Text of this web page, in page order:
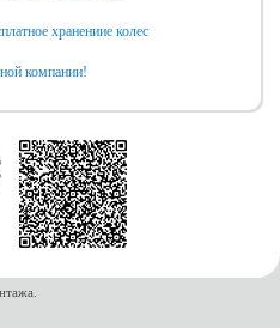
хранениие колес
компании!